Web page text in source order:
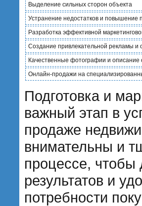
Выделение сильных сторон объекта
Устранение недостатков и повышение
Разработка эффективной
Создание привлекательной рекламы и
Качественные фотографии и описание
Онлайн-продажи на
Подготовка и
важный этап в
продаже
внимательны и
процессе, чтобы
результатов и
потребности